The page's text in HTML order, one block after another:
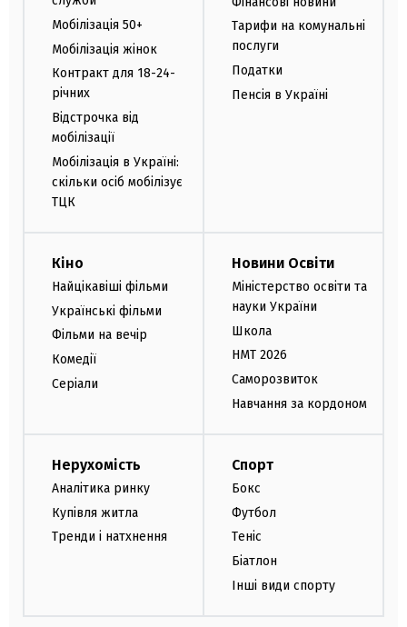
Мобілізація 50+
Мобілізація жінок
Контракт для 18-24-
річних
Відстрочка від
мобілізації
Мобілізація в Україні:
скільки осіб мобілізує
ТЦК
Тарифи на комунальні
послуги
Податки
Пенсія в Україні
Кіно
Найцікавіші фільми
Українські фільми
Фільми на вечір
Комедії
Серіали
Новини Освіти
Міністерство освіти та
науки України
Школа
НМТ 2026
Саморозвиток
Навчання за кордоном
Нерухомість
Аналітика ринку
Купівля житла
Тренди і натхнення
Спорт
Бокс
Футбол
Теніс
Біатлон
Інші види спорту